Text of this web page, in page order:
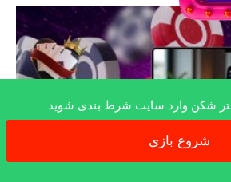
شکن وارد سایت شرط بندی شوید
شروع بازی